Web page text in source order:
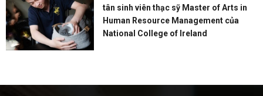
tân sinh viên thạc sỹ Master of Arts in
Human Resource Management của
National College of Ireland